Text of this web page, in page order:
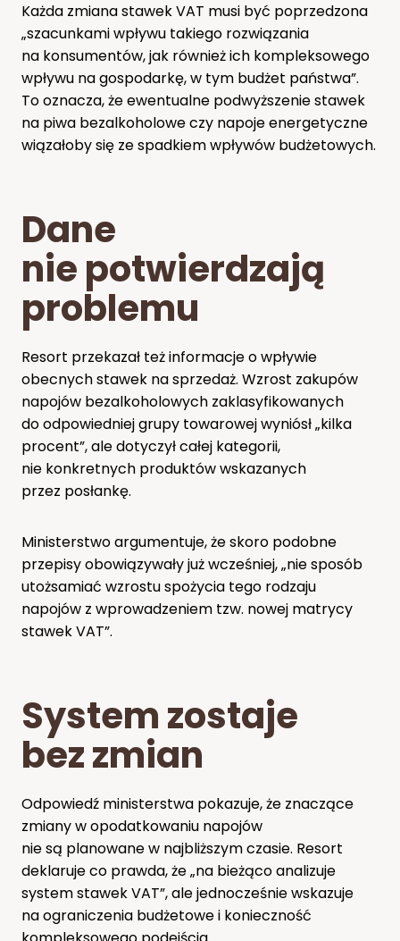
Każda zmiana stawek VAT musi być poprzedzona
„szacunkami wpływu takiego rozwiązania
na konsumentów, jak również ich kompleksowego
wpływu na gospodarkę, w tym budżet państwa”.
To oznacza, że ewentualne podwyższenie stawek
na piwa bezalkoholowe czy napoje energetyczne
wiązałoby się ze spadkiem wpływów budżetowych.
Dane
nie potwierdzają
problemu
Resort przekazał też informacje o wpływie
obecnych stawek na sprzedaż. Wzrost zakupów
napojów bezalkoholowych zaklasyfikowanych
do odpowiedniej grupy towarowej wyniósł „kilka
procent”, ale dotyczył całej kategorii,
nie konkretnych produktów wskazanych
przez posłankę.
Ministerstwo argumentuje, że skoro podobne
przepisy obowiązywały już wcześniej, „nie sposób
utożsamiać wzrostu spożycia tego rodzaju
napojów z wprowadzeniem tzw. nowej matrycy
stawek VAT”.
System zostaje
bez zmian
Odpowiedź ministerstwa pokazuje, że znaczące
zmiany w opodatkowaniu napojów
nie są planowane w najbliższym czasie. Resort
deklaruje co prawda, że „na bieżąco analizuje
system stawek VAT”, ale jednocześnie wskazuje
na ograniczenia budżetowe i konieczność